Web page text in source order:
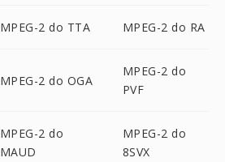
MPEG-2 do TTA MPEG-2 do RA
MPEG-2 do OGA
MPEG-2 do
PVF
MPEG-2 do
MAUD
MPEG-2 do
8SVX